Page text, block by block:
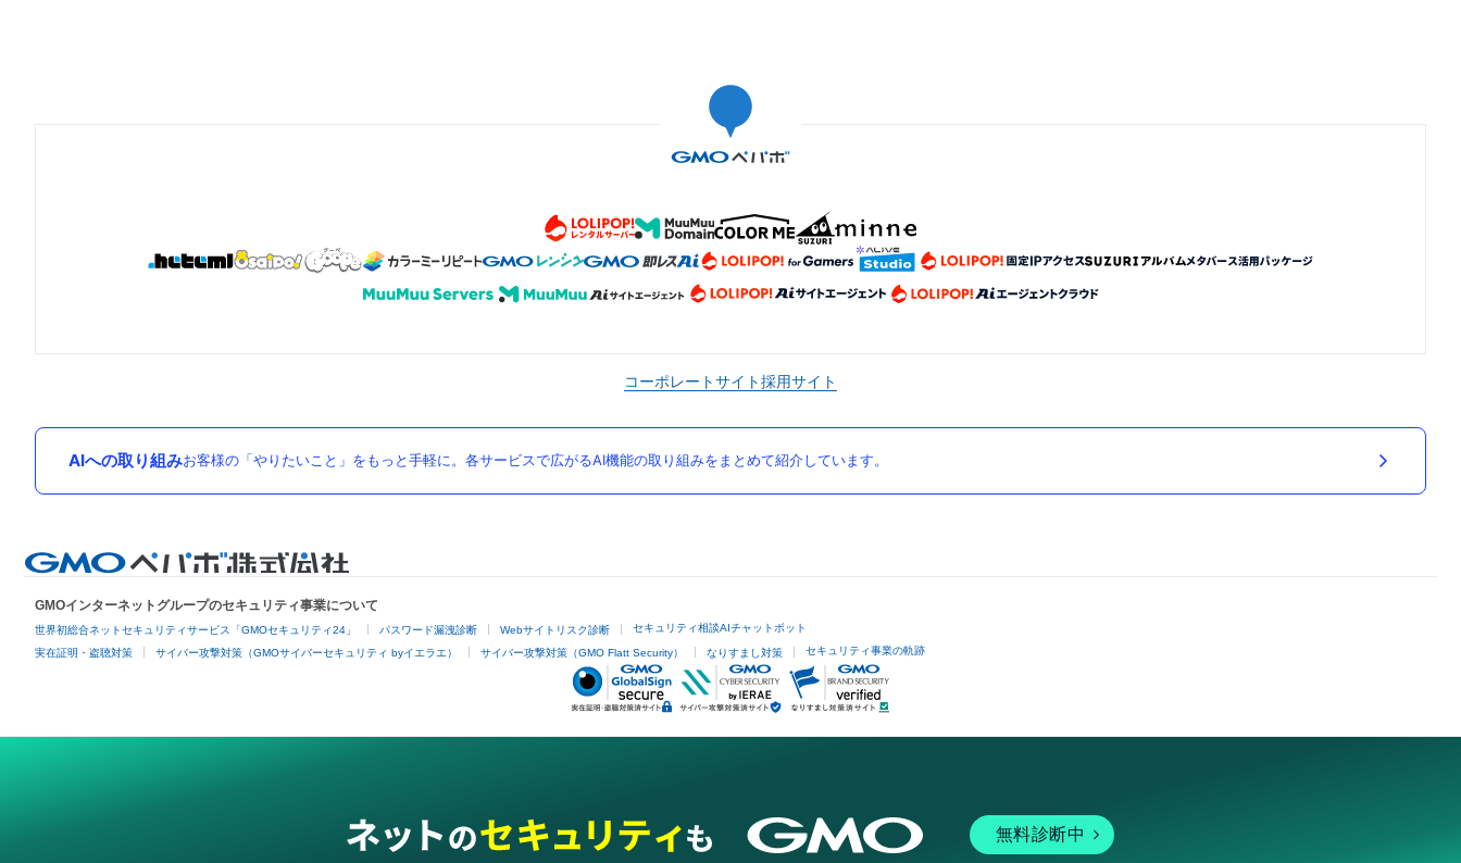
コーポレートサイト採用サイト
AIへの取り組みお客様の「やりたいこと」をもっと手軽に。各サービスで広がるAI機能の取り組みをまとめて紹介しています。
GMOインターネットグループのセキュリティ事業について
世界初総合ネットセキュリティサービス「GMOセキュリティ24」 パスワード漏洩診断 Webサイトリスク診断 セキュリティ相談AIチャットボット
実在証明・盗聴対策 サイバー攻撃対策（GMOサイバーセキュリティ byイエラエ） サイバー攻撃対策（GMO Flatt Security） なりすまし対策 セキュリティ事業の軌跡
無料診断中